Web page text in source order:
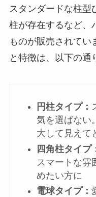
スタンダードな柱型
柱が存在するなど、
ものが販売されてい
と特徴は、以下の通
円柱タイプ：
気を選ばない
大して見えて
四角柱タイプ
スマートな雰
めたい方に
電球タイプ：